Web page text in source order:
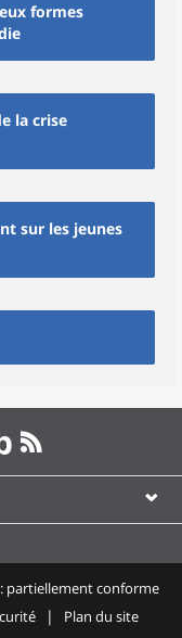
formes
la crise
sur les jeunes
partiellement conforme
Plan du site